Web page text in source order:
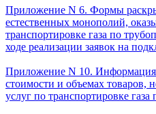
Приложение N 6. Формы
естественных монополий,
транспортировке газа по
ходе реализации заявок на
Приложение N 10. Информация
стоимости и объемах товаров,
услуг по транспортировке